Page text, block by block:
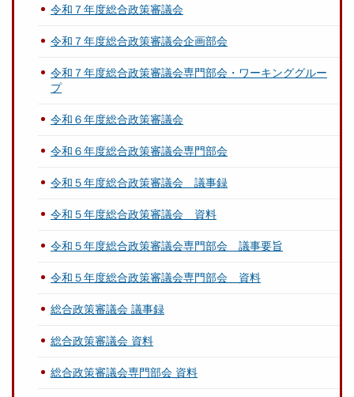
令和７年度総合政策審議会
令和７年度総合政策審議会企画部会
令和７年度総合政策審議会専門部会・ワーキンググルー
プ
令和６年度総合政策審議会
令和６年度総合政策審議会専門部会
令和５年度総合政策審議会 議事録
令和５年度総合政策審議会 資料
令和５年度総合政策審議会専門部会 議事要旨
令和５年度総合政策審議会専門部会 資料
総合政策審議会 議事録
総合政策審議会 資料
総合政策審議会専門部会 資料